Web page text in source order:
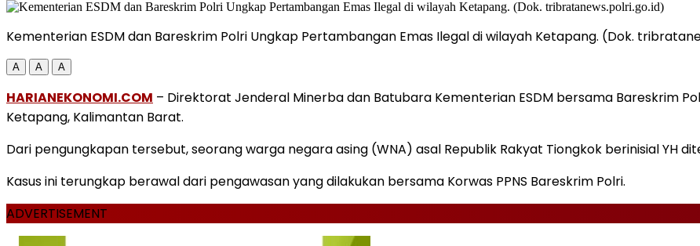
Kementerian ESDM dan Bareskrim Polri Ungkap Pertambangan Emas Ilegal di wilayah Ketapang. (Dok.
A A A
HARIANEKONOMI.COM – Direktorat Jenderal Minerba dan Batubara Kementerian ESDM bersama Bareskrim
Ketapang, Kalimantan Barat.
Dari pengungkapan tersebut, seorang warga negara asing (WNA) asal Republik Rakyat Tiongkok berinisial YH
Kasus ini terungkap berawal dari pengawasan yang dilakukan bersama Korwas PPNS Bareskrim Polri.
ADVERTISEMENT